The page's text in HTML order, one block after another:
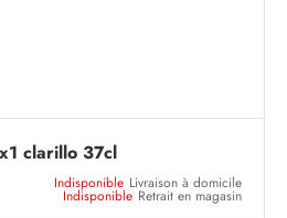
clarillo 37cl
Indisponible Livraison à domicile
Indisponible Retrait en magasin